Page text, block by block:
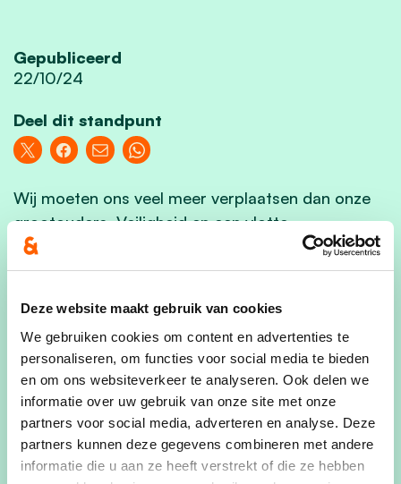
Deze website maakt gebruik van cookies
We gebruiken cookies om content en advertenties te
personaliseren, om functies voor social media te bieden
en om ons websiteverkeer te analyseren. Ook delen we
informatie over uw gebruik van onze site met onze
partners voor social media, adverteren en analyse. Deze
partners kunnen deze gegevens combineren met andere
informatie die u aan ze heeft verstrekt of die ze hebben
Gepubliceerd
22/10/24
Deel dit standpunt
Wij moeten ons veel meer verplaatsen dan onze
grootouders. Veiligheid en een vlotte
doorstroming zijn belangrijk. Veel mensen zouden
het bijwoord “snel” toevoegen. Helaas gaat “snel”
geven aan de zwakke weggebruiker, onder
anderen de kinderen die te voet of per fiets naar
school gaan.
Prioritair is een goed onderhoud van de wegen en
de fietspaden. We willen verder bouwen aan het
fietsnetwerk en het verbeteren van
oversteekplaatsen. Daarbij hoort eveneens